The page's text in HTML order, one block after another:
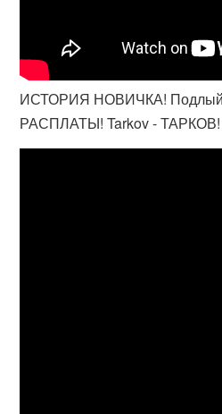
ИСТОРИЯ НОВИЧКА!
РАСПЛАТЫ! Tarkov - ТАРКОВ!